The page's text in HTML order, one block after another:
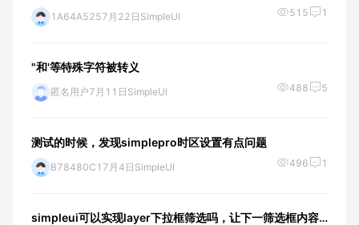
1A64A5257月22日 SimpleUI 515 1
"和'等特殊字符被转义
匿名用户7月11日 SimpleUI 488 5
测试的时候，发现simplepro时区设置有点问题
B78480C1 7月4日 SimpleUI 496 1
simpleui可以实现layer下拉框筛选吗，让下一筛选框内容是基于上一个下拉框过滤后的结果